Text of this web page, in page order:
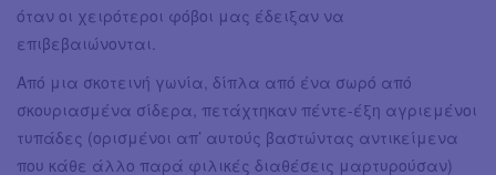
όταν οι χειρότεροι φόβοι μας έδειξαν να
επιβεβαιώνονται.
Από μια σκοτεινή γωνία, δίπλα από ένα σωρό από
σκουριασμένα σίδερα, πετάχτηκαν πέντε-έξη αγριεμένοι
τυπάδες (ορισμένοι απ’ αυτούς βαστώντας αντικείμενα
που κάθε άλλο παρά φιλικές διαθέσεις μαρτυρούσαν)